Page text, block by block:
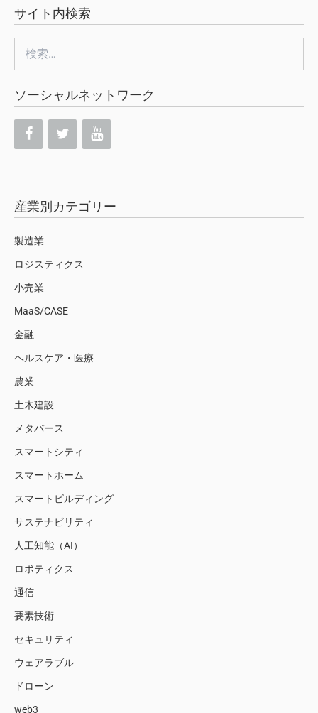
サイト内検索
索:
ソーシャルネットワーク
産業別カテゴリー
製造業
ロジスティクス
小売業
MaaS/CASE
金融
ヘルスケア・医療
農業
土木建設
メタバース
スマートシティ
スマートホーム
スマートビルディング
サステナビリティ
人工知能（AI）
ロボティクス
通信
要素技術
セキュリティ
ウェアラブル
ドローン
web3